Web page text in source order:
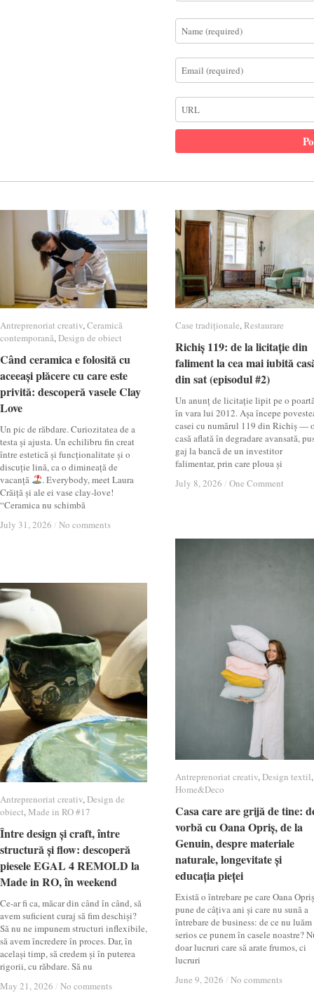
Antreprenoriat creativ,Ceramică
contemporană,Design de obiect
Când ceramica e folosită cu
aceeași plăcere cu care este
privită: descoperă vasele Clay
Love
Un pic de răbdare. Curiozitatea de a
testa și ajusta. Un echilibru fin creat
între estetică și funcționalitate și o
discuție lină, ca o dimineață de
vacanță
. Everybody, meet Laura
Crăiță și ale ei vase clay-love!
“Ceramica nu schimbă
July 31, 2026 / No comments
Antreprenoriat creativ Ceramică
contemporană Design de obiect
Când ceramica e folosită cu
aceeași plăcere cu care este
privită: descoperă vasele Clay
Love
July 31, 2026 / No comments
Case tradiționale,Restaurare
Richiș 119: de la licitație din
faliment la cea mai iubită
din sat (episodul #2)
Un anunț de licitație lipit pe o
în vara lui 2012. Așa începe
casei cu numărul 119 din Richiș —
casă aflată în degradare avansată,
gaj la bancă de un investitor
falimentar, prin care ploua și
July 8, 2026 / One Comment
Case tradiționale Restaurare
Richiș 119: de la licitație din
faliment la cea mai iubită
din sat (episodul #2)
July 8, 2026 / One Comment
Antreprenoriat creativ,Design textil,
Home&Deco
Casa care are grijă de tine:
vorbă cu Oana Opriș, de la
Genuin, despre materiale
naturale, longevitate și
educația pieței
Există o întrebare pe care Oana
pune de câțiva ani și care nu sună a
întrebare de business: de ce nu
serios ce punem în casele noastre?
doar lucruri care să arate frumos, ci
lucruri
June 9, 2026 / No comments
Antreprenoriat creativ Design textil
Home&Deco
Casa care are grijă de tine:
vorbă cu Oana Opriș, de la
Genuin, despre materiale
naturale, longevitate și
educația pieței
June 9, 2026 / No comments
Antreprenoriat creativ,Design de
obiect,Made in RO #17
Între design și craft, între
structură și flow: descoperă
piesele EGAL 4 REMOLD la
Made in RO, în weekend
Ce-ar fi ca, măcar din când în când, să
avem suficient curaj să fim deschiși?
Să nu ne impunem structuri inflexibile,
să avem încredere în proces. Dar, în
același timp, să credem și în puterea
rigorii, cu răbdare. Să nu
May 21, 2026 / No comments
Antreprenoriat creativ Design de
obiect Made in RO #17
Între design și craft, între
structură și flow: descoperă
piesele EGAL 4 REMOLD la
Made in RO, în weekend
May 21, 2026 / No comments